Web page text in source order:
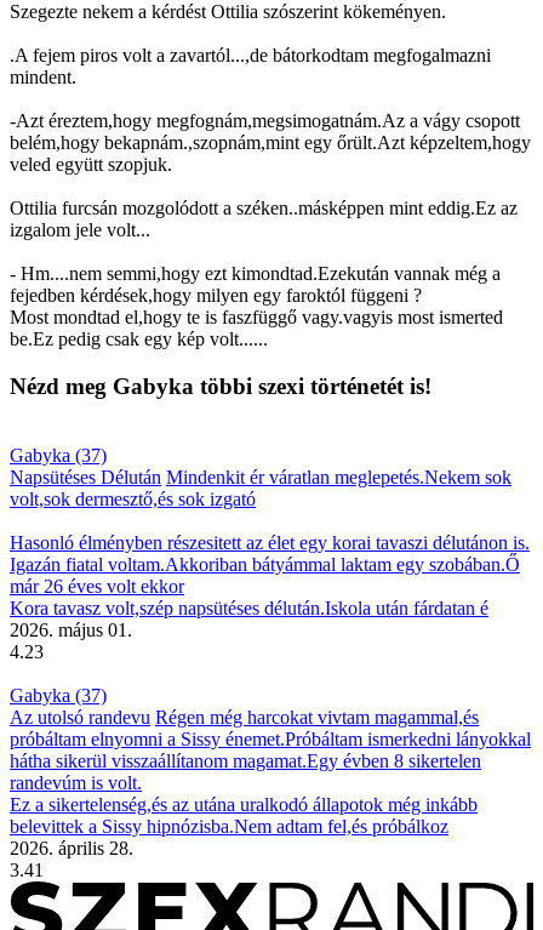
Szegezte nekem a kérdést Ottilia szószerint kökeményen.
.A fejem piros volt a zavartól...,de bátorkodtam megfogalmazni
mindent.
-Azt éreztem,hogy megfognám,megsimogatnám.Az a vágy csopott
belém,hogy bekapnám.,szopnám,mint egy őrült.Azt képzeltem,hogy
veled együtt szopjuk.
Ottilia furcsán mozgolódott a széken..másképpen mint eddig.Ez az
izgalom jele volt...
- Hm....nem semmi,hogy ezt kimondtad.Ezekután vannak még a
fejedben kérdések,hogy milyen egy faroktól függeni ?
Most mondtad el,hogy te is faszfüggő vagy.vagyis most ismerted
be.Ez pedig csak egy kép volt......
Nézd meg Gabyka többi szexi történetét is!
Gabyka (37)
Napsütéses Délután Mindenkit ér váratlan meglepetés.Nekem sok
volt,sok dermesztő,és sok izgató
Hasonló élményben részesitett az élet egy korai tavaszi délutánon is.
Igazán fiatal voltam.Akkoriban bátyámmal laktam egy szobában.Ő
már 26 éves volt ekkor
Kora tavasz volt,szép napsütéses délután.Iskola után fárdatan é
2026. május 01.
4.23
Gabyka (37)
Az utolsó randevu Régen még harcokat vivtam magammal,és
próbáltam elnyomni a Sissy énemet.Próbáltam ismerkedni lányokkal
hátha sikerül visszaállítanom magamat.Egy évben 8 sikertelen
randevúm is volt.
Ez a sikertelenség,és az utána uralkodó állapotok még inkább
belevittek a Sissy hipnózisba.Nem adtam fel,és próbálkoz
2026. április 28.
3.41